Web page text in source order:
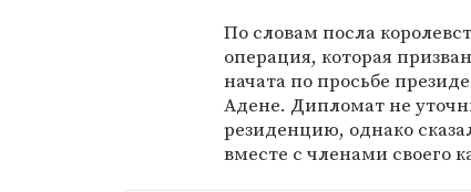
По словам посла
операция, которая
начата по просьбе
Адене. Дипломат не
резиденцию, однако
вместе с членами своего